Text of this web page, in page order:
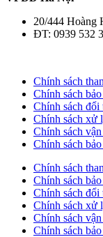
20/444 Hoàng
ĐT: 0939 532
Chính sách
Chính sách
Chính sách đổi
Chính sách xử
Chính sách
Chính sách
Chính sách
Chính sách
Chính sách đổi
Chính sách xử
Chính sách
Chính sách